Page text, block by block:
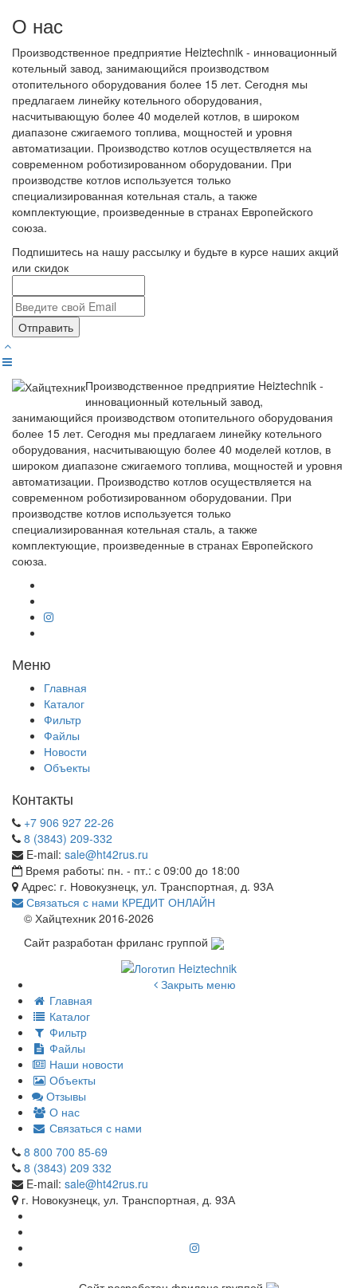
О нас
Производственное предприятие Heiztechnik - инновационный
котельный завод, занимающийся производством
отопительного оборудования более 15 лет. Сегодня мы
предлагаем линейку котельного оборудования,
насчитывающую более 40 моделей котлов, в широком
диапазоне сжигаемого топлива, мощностей и уровня
автоматизации. Производство котлов осуществляется на
современном роботизированном оборудовании. При
производстве котлов используется только
специализированная котельная сталь, а также
комплектующие, произведенные в странах Европейского
союза.
Подпишитесь на нашу рассылку и будьте в курсе наших акций
или скидок
Отправить
Производственное предприятие Heiztechnik -
инновационный котельный завод,
занимающийся производством отопительного оборудования
более 15 лет. Сегодня мы предлагаем линейку котельного
оборудования, насчитывающую более 40 моделей котлов, в
широком диапазоне сжигаемого топлива, мощностей и уровня
автоматизации. Производство котлов осуществляется на
современном роботизированном оборудовании. При
производстве котлов используется только
специализированная котельная сталь, а также
комплектующие, произведенные в странах Европейского
союза.
Меню
Главная
Каталог
Фильтр
Файлы
Новости
Объекты
Контакты
+7 906 927 22-26
8 (3843) 209-332
E-mail: sale@ht42rus.ru
Время работы: пн. - пт.: с 09:00 до 18:00
Адрес: г. Новокузнецк, ул. Транспортная, д. 93А
Связаться с нами КРЕДИТ ОНЛАЙН
© Хайцтехник 2016-2026
Сайт разработан фриланс группой
Закрыть меню
Главная
Каталог
Фильтр
Файлы
Наши новости
Объекты
Отзывы
О нас
Связаться с нами
8 800 700 85-69
8 (3843) 209 332
E-mail: sale@ht42rus.ru
г. Новокузнецк, ул. Транспортная, д. 93А